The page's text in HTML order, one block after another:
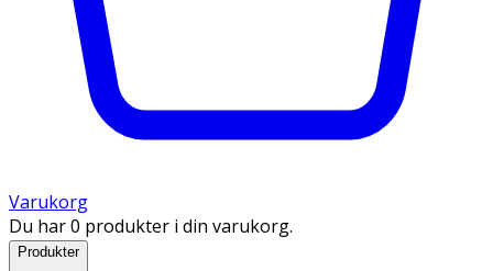
Varukorg
Du har 0 produkter i din varukorg.
Produkter